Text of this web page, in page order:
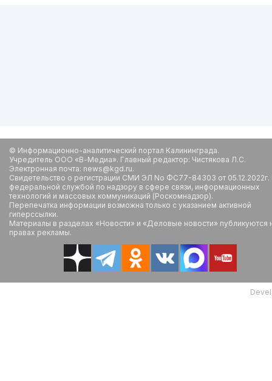
© Информационно-аналитический портал Калининграда.
Учредитель ООО «В-Медиа». Главный редактор: Чистякова Л.С.
Электронная почта: news@kgd.ru.
Свидетельство о регистрации СМИ ЭЛ No ФС77-84303 от
федеральной службой по надзору в сфере связи, информационных
технологий и массовых коммуникаций (Роскомнадзор).
Перепечатка информации возможна только с указанием активной
гиперссылки.
Материалы в разделах «Новости» и «Деловые новости» публикуются
правах рекламы.